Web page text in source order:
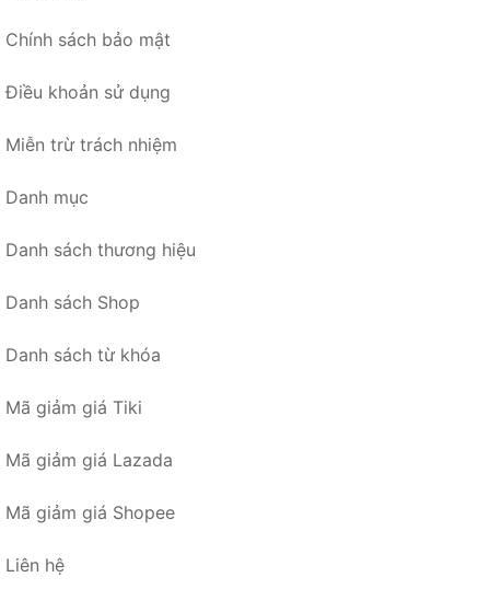
Chính sách bảo mật
Điều khoản sử dụng
Miễn trừ trách nhiệm
Danh mục
Danh sách thương hiệu
Danh sách Shop
Danh sách từ khóa
Mã giảm giá Tiki
Mã giảm giá Lazada
Mã giảm giá Shopee
Liên hệ